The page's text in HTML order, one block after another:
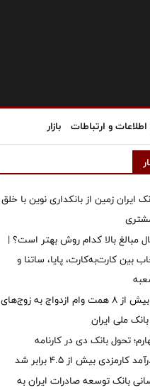
اطلاعات و ارتباطات بازار
ایران زمین از بانکداری نوین با خلق
مبالغ بالا کدام روش بهتر است؟ |
بین کارت‌به‌کارت، پایا، ساتنا و
پرداخت بیش از ۸ همت وام ازدواج به زوج‌های
ملی ایران
تحول بانک دی در کارنامه
بیش از ۴.۵ برابر شد
بانک توسعه صادرات ایران به